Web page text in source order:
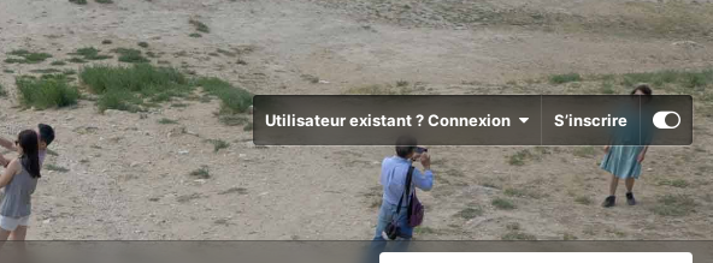
Utilisateur existant ? Connexion S’inscrire